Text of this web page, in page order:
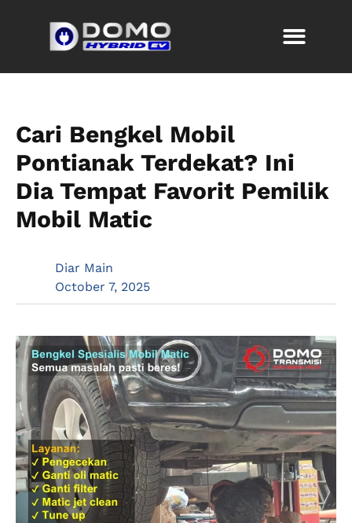
Cari Bengkel Mobil
Pontianak Terdekat? Ini
Dia Tempat Favorit Pemilik
Mobil Matic
Diar Main
October 7, 2025